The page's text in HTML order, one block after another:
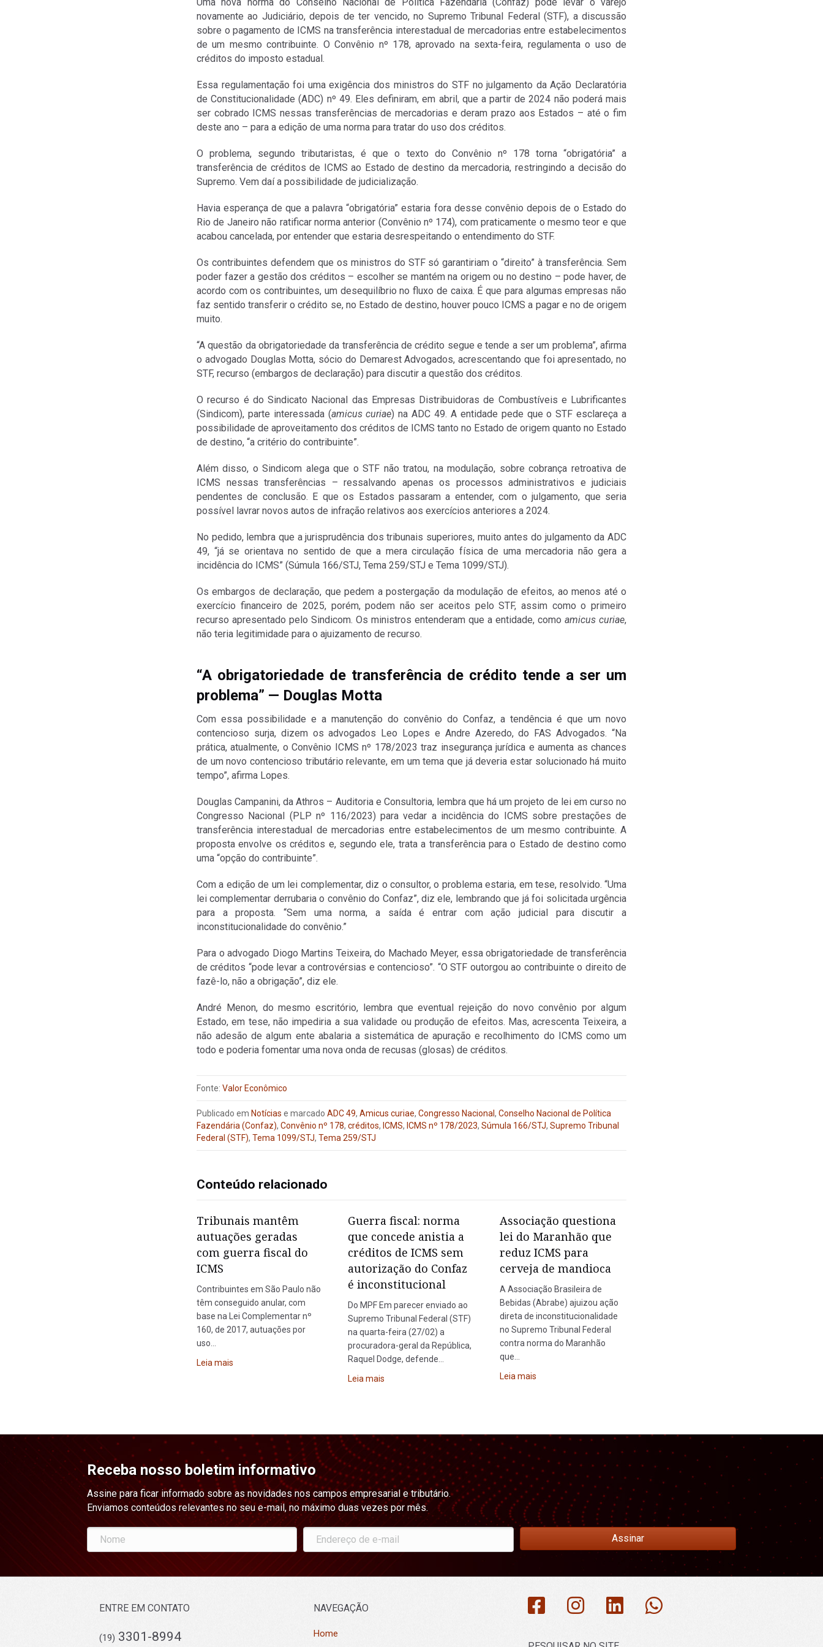
novamente ao Judiciário, depois de ter vencido, no Supremo Tribunal Federal (STF), a discussão
sobre o pagamento de ICMS na transferência interestadual de mercadorias entre estabelecimentos
de um mesmo contribuinte. O Convênio nº 178, aprovado na sexta-feira, regulamenta o uso de
créditos do imposto estadual.
Essa regulamentação foi uma exigência dos ministros do STF no julgamento da Ação Declaratória
de Constitucionalidade (ADC) nº 49. Eles definiram, em abril, que a partir de 2024 não poderá mais
ser cobrado ICMS nessas transferências de mercadorias e deram prazo aos Estados – até o fim
deste ano – para a edição de uma norma para tratar do uso dos créditos.
O problema, segundo tributaristas, é que o texto do Convênio nº 178 torna “obrigatória” a
transferência de créditos de ICMS ao Estado de destino da mercadoria, restringindo a decisão do
Supremo. Vem daí a possibilidade de judicialização.
Havia esperança de que a palavra “obrigatória” estaria fora desse convênio depois de o Estado do
Rio de Janeiro não ratificar norma anterior (Convênio nº 174), com praticamente o mesmo teor e que
acabou cancelada, por entender que estaria desrespeitando o entendimento do STF.
Os contribuintes defendem que os ministros do STF só garantiriam o “direito” à transferência. Sem
poder fazer a gestão dos créditos – escolher se mantém na origem ou no destino – pode haver, de
acordo com os contribuintes, um desequilíbrio no fluxo de caixa. É que para algumas empresas não
faz sentido transferir o crédito se, no Estado de destino, houver pouco ICMS a pagar e no de origem
muito.
“A questão da obrigatoriedade da transferência de crédito segue e tende a ser um problema”, afirma
o advogado Douglas Motta, sócio do Demarest Advogados, acrescentando que foi apresentado, no
STF, recurso (embargos de declaração) para discutir a questão dos créditos.
O recurso é do Sindicato Nacional das Empresas Distribuidoras de Combustíveis e Lubrificantes
(Sindicom), parte interessada (amicus curiae) na ADC 49. A entidade pede que o STF esclareça a
possibilidade de aproveitamento dos créditos de ICMS tanto no Estado de origem quanto no Estado
de destino, “a critério do contribuinte”.
Além disso, o Sindicom alega que o STF não tratou, na modulação, sobre cobrança retroativa de
ICMS nessas transferências – ressalvando apenas os processos administrativos e judiciais
pendentes de conclusão. E que os Estados passaram a entender, com o julgamento, que seria
possível lavrar novos autos de infração relativos aos exercícios anteriores a 2024.
No pedido, lembra que a jurisprudência dos tribunais superiores, muito antes do julgamento da ADC
49, “já se orientava no sentido de que a mera circulação física de uma mercadoria não gera a
incidência do ICMS” (Súmula 166/STJ, Tema 259/STJ e Tema 1099/STJ).
Os embargos de declaração, que pedem a postergação da modulação de efeitos, ao menos até o
exercício financeiro de 2025, porém, podem não ser aceitos pelo STF, assim como o primeiro
recurso apresentado pelo Sindicom. Os ministros entenderam que a entidade, como amicus curiae,
não teria legitimidade para o ajuizamento de recurso.
“A obrigatoriedade de transferência de crédito tende a ser um
problema” — Douglas Motta
Com essa possibilidade e a manutenção do convênio do Confaz, a tendência é que um novo
contencioso surja, dizem os advogados Leo Lopes e Andre Azeredo, do FAS Advogados. “Na
prática, atualmente, o Convênio ICMS nº 178/2023 traz insegurança jurídica e aumenta as chances
de um novo contencioso tributário relevante, em um tema que já deveria estar solucionado há muito
tempo”, afirma Lopes.
Douglas Campanini, da Athros – Auditoria e Consultoria, lembra que há um projeto de lei em curso no
Congresso Nacional (PLP nº 116/2023) para vedar a incidência do ICMS sobre prestações de
transferência interestadual de mercadorias entre estabelecimentos de um mesmo contribuinte. A
proposta envolve os créditos e, segundo ele, trata a transferência para o Estado de destino como
uma “opção do contribuinte”.
Com a edição de um lei complementar, diz o consultor, o problema estaria, em tese, resolvido. “Uma
lei complementar derrubaria o convênio do Confaz”, diz ele, lembrando que já foi solicitada urgência
para a proposta. “Sem uma norma, a saída é entrar com ação judicial para discutir a
inconstitucionalidade do convênio.”
Para o advogado Diogo Martins Teixeira, do Machado Meyer, essa obrigatoriedade de transferência
de créditos “pode levar a controvérsias e contencioso”. “O STF outorgou ao contribuinte o direito de
fazê-lo, não a obrigação”, diz ele.
André Menon, do mesmo escritório, lembra que eventual rejeição do novo convênio por algum
Estado, em tese, não impediria a sua validade ou produção de efeitos. Mas, acrescenta Teixeira, a
não adesão de algum ente abalaria a sistemática de apuração e recolhimento do ICMS como um
todo e poderia fomentar uma nova onda de recusas (glosas) de créditos.
Fonte: Valor Econômico
Publicado em Notícias e marcado ADC 49, Amicus curiae, Congresso Nacional , Conselho Nacional de Política
Fazendária (Confaz), Convênio nº 178, créditos, ICMS, ICMS nº 178/2023, Súmula 166/STJ, Supremo Tribunal
Federal (STF), Tema 1099/STJ, Tema 259/STJ
Conteúdo relacionado
Tribunais mantêm
autuações geradas
com guerra fiscal do
ICMS
Contribuintes em São Paulo não
têm conseguido anular, com
base na Lei Complementar nº
160, de 2017, autuações por
uso…
Leia mais
Guerra fiscal: norma
que concede anistia a
créditos de ICMS sem
autorização do Confaz
é inconstitucional
Do MPF Em parecer enviado ao
Supremo Tribunal Federal (STF)
na quarta-feira (27/02) a
procuradora-geral da República,
Raquel Dodge, defende…
Leia mais
Associação questiona
lei do Maranhão que
reduz ICMS para
cerveja de mandioca
A Associação Brasileira de
Bebidas (Abrabe) ajuizou ação
direta de inconstitucionalidade
no Supremo Tribunal Federal
contra norma do Maranhão
que…
Leia mais
Receba nosso boletim informativo
Assine para ficar informado sobre as novidades nos campos empresarial e tributário.
Enviamos conteúdos relevantes no seu e-mail, no máximo duas vezes por mês.
Assinar
ENTRE EM CONTATO
(19) 3301-8994
NAVEGAÇÃO
Home